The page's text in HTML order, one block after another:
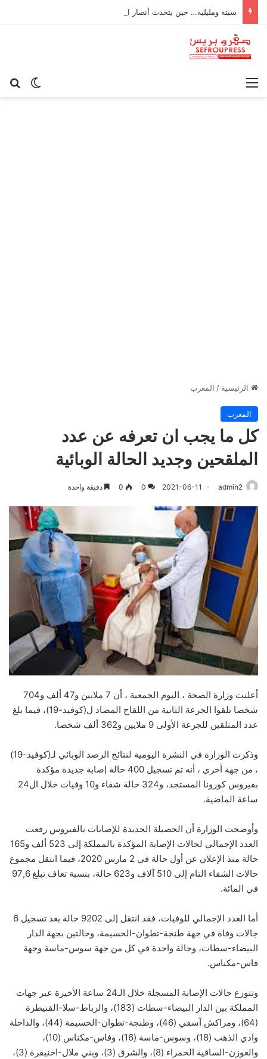
سبتة ومليلية… حين يتحدث أنصار الديمقراطية بلسان الاستعمار
الوضع القائمة
الرئيسية / المغرب
المغرب
كل ما يجب ان تعرفه عن عدد
الملقحين وجديد الحالة الوبائية
admin2
2021-06-11
0
0 دقيقة واحدة
أعلنت وزارة الصحة ، اليوم الجمعية ، أن 7 ملايين و47 ألف و704
شخصا تلقوا الجرعة الثانية من اللقاح المضاد ل(كوفيد-19)، فيما بلغ
عدد المتلقين للجرعة الأولى 9 ملايين و362 ألف شخصا.
وذكرت الوزارة في النشرة اليومية لنتائج الرصد الوبائي لـ(كوفيد-19)
، من جهة أخرى ، أنه تم تسجيل 400 حالة إصابة جديدة مؤكدة
بفيروس كورونا المستجد، و324 حالة شفاء و10 وفيات خلال ال24
ساعة الماضية.
وأوضحت الوزارة أن الحصيلة الجديدة للإصابات بالفيروس رفعت
العدد الإجمالي لحالات الإصابة المؤكدة بالمملكة إلى 523 ألف و165
حالة منذ الإعلان عن أول حالة في 2 مارس 2020، فيما انتقل مجموع
حالات الشفاء التام إلى 510 آلاف و623 حالة، بنسبة تعاف تبلغ 97,6
في المائة.
أما العدد الإجمالي للوفيات، فقد انتقل إلى 9202 حالة بعد تسجيل 6
جالات وفاة في جهة طنجة-تطوان-الحسيمة، وحالتين بجهة الدار
البيضاء-سطات، وحالة واحدة في كل من جهة سوس-ماسة وجهة
فاس-مكناس.
وتتوزع حالات الإصابة المسجلة خلال الـ24 ساعة الأخيرة عبر جهات
المملكة بين الدار البيضاء-سطات (183)، والرباط-سلا-القنيطرة
(64)، ومراكش آسفي (46)، وطنجة-تطوان-الحسيمة (44)، والداخلة
وادي الذهب (18)، وسوس-ماسة (16)، وفاس-مكناس (10)،
والعوزن-الساقية الحمراء (8)، والشرق (3)، وبني ملال-اخنيفرة (3)،